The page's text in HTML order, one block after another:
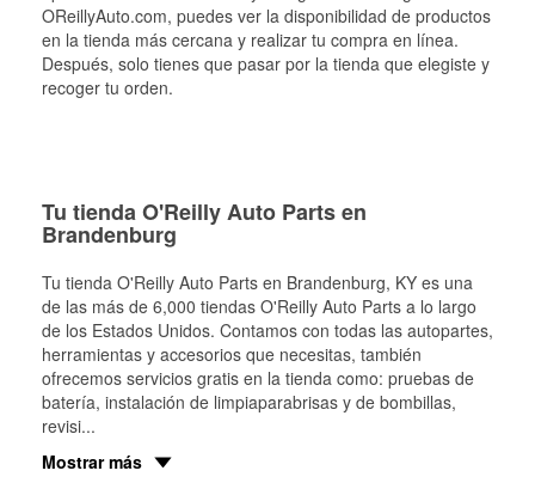
OReillyAuto.com, puedes ver la disponibilidad de productos
en la tienda más cercana y realizar tu compra en línea.
Después, solo tienes que pasar por la tienda que elegiste y
recoger tu orden.
Tu tienda O'Reilly Auto Parts en
Brandenburg
Tu tienda O'Reilly Auto Parts en Brandenburg, KY es una
de las más de 6,000 tiendas O'Reilly Auto Parts a lo largo
de los Estados Unidos. Contamos con todas las autopartes,
herramientas y accesorios que necesitas, también
ofrecemos servicios gratis en la tienda como: pruebas de
batería, instalación de limpiaparabrisas y de bombillas,
revisi...
Mostrar más